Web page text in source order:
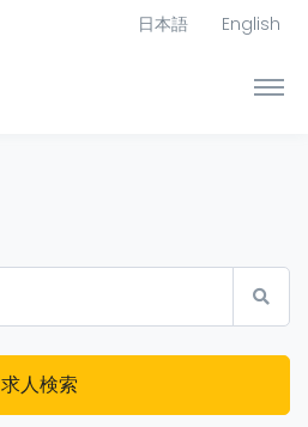
日本語 English
求人検索